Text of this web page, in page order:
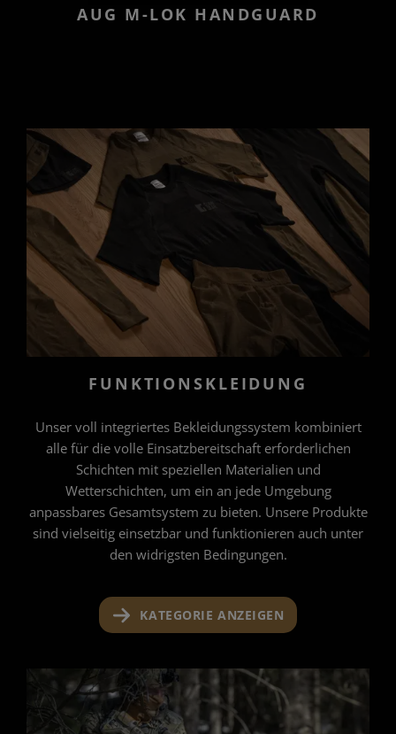
AUG M-LOK HANDGUARD
FUNKTIONSKLEIDUNG
Unser voll integriertes Bekleidungssystem kombiniert
alle für die volle Einsatzbereitschaft erforderlichen
Schichten mit speziellen Materialien und
Wetterschichten, um ein an jede Umgebung
anpassbares Gesamtsystem zu bieten. Unsere Produkte
sind vielseitig einsetzbar und funktionieren auch unter
den widrigsten Bedingungen.
KATEGORIE ANZEIGEN